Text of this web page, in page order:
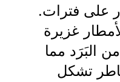
الابتدائية
المرحلة المتوسطة
الاعدادية
على فترات.
غزيرة
البَرَد مما
تشكل